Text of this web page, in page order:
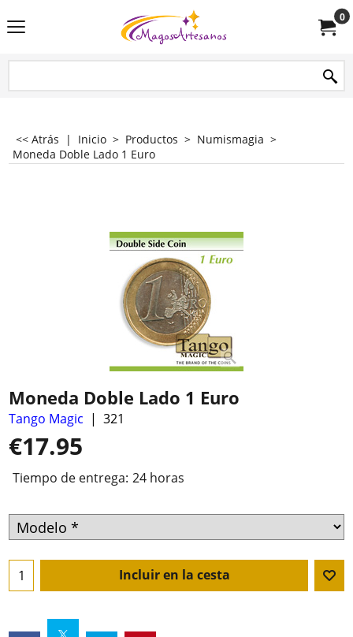
0
<< Atrás | Inicio > Productos > Numismagia >
Moneda Doble Lado 1 Euro
Moneda Doble Lado 1 Euro
Tango Magic 321
€17.95
Tiempo de entrega: 24 horas
Incluir en la cesta